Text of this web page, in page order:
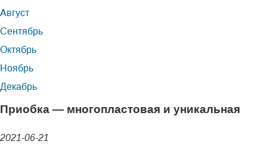
Август
Сентябрь
Октябрь
Ноябрь
Декабрь
Приобка — многопластовая и уникальная
2021-06-21